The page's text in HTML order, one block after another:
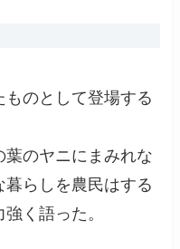
のとして登場する
のヤニにまみれな
らしを農民はする
く語った。